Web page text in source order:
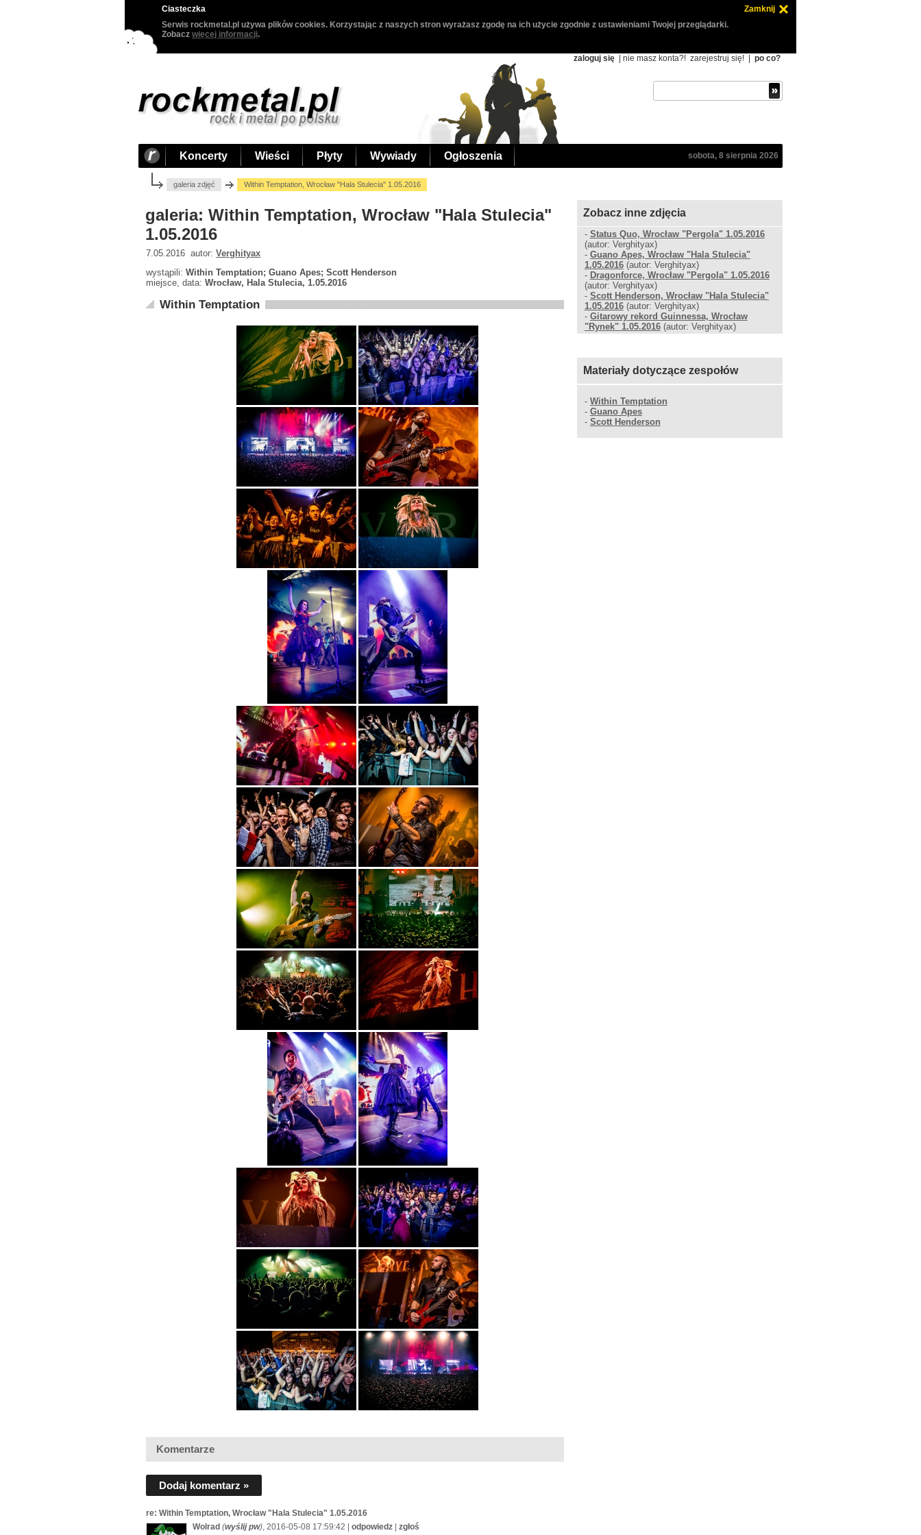
Ciasteczka
Zamknij
Serwis rockmetal.pl używa plików cookies. Korzystając z naszych stron wyrażasz zgodę na ich użycie zgodnie z ustawieniami Twojej przeglądarki.
Zobacz więcej informacji.
zaloguj się | nie masz konta?! zarejestruj się! po co?
Koncerty Wieści Płyty Wywiady Ogłoszenia sobota, 8 sierpnia 2026
galeria zdjęć Within Temptation, Wrocław "Hala Stulecia" 1.05.2016
galeria: Within Temptation, Wrocław "Hala Stulecia"
1.05.2016
7.05.2016 autor: Verghityax
wystąpili: Within Temptation; Guano Apes; Scott Henderson
miejsce, data: Wrocław, Hala Stulecia, 1.05.2016
Within Temptation
Komentarze
Dodaj komentarz »
re: Within Temptation, Wrocław "Hala Stulecia" 1.05.2016
Wolrad (wyślij pw), 2016-05-08 17:59:42 | odpowiedz
zgłoś
Zobacz inne zdjęcia
- Status Quo, Wrocław "Pergola" 1.05.2016
(autor: Verghityax)
- Guano Apes, Wrocław "Hala Stulecia"
1.05.2016(autor: Verghityax)
- Dragonforce, Wrocław "Pergola" 1.05.2016
(autor: Verghityax)
- Scott Henderson, Wrocław "Hala Stulecia"
1.05.2016(autor: Verghityax)
- Gitarowy rekord Guinnessa, Wrocław
"Rynek" 1.05.2016(autor: Verghityax)
Materiały dotyczące zespołów
- Within Temptation
- Guano Apes
- Scott Henderson